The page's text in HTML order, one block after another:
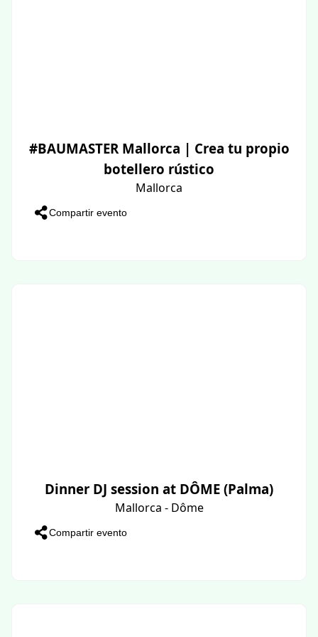
#BAUMASTER Mallorca | Crea tu propio
botellero rústico
Mallorca
Compartir evento
Dinner DJ session at DÔME (Palma)
Mallorca - Dôme
Compartir evento